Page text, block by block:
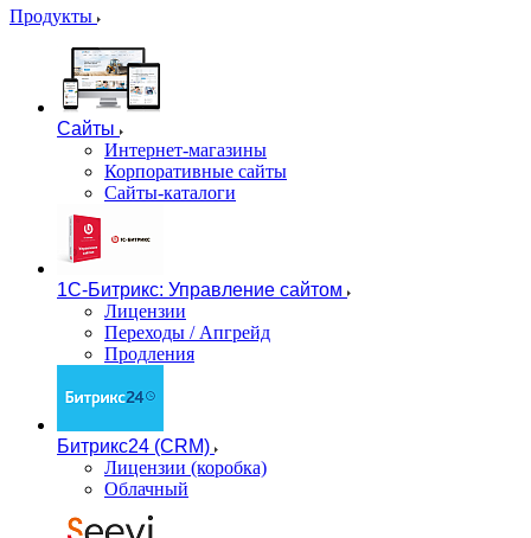
Продукты
Сайты
Интернет-магазины
Корпоративные сайты
Сайты-каталоги
1С-Битрикс: Управление сайтом
Лицензии
Переходы / Апгрейд
Продления
Битрикс24 (CRM)
Лицензии (коробка)
Облачный